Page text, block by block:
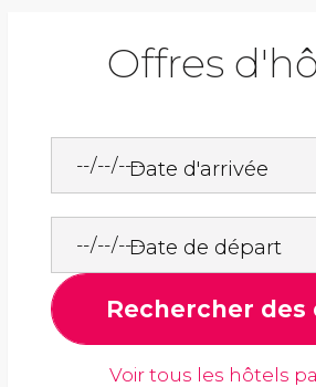
Offres
Date d'arrivée
Date de départ
Rechercher
Voir tous les hôtels